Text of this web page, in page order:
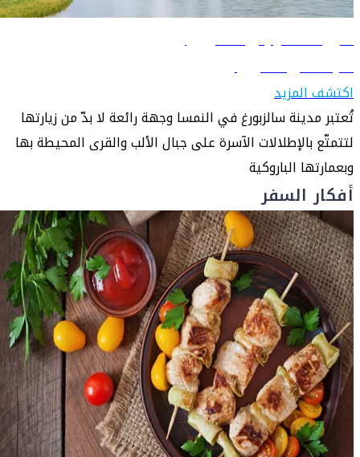
دليل السفر إلى سالزبورغ
تعرّف على سالزبورغ
اكتشف المزيد
تُعتبر مدينة سالزبورغ في النمسا وجهة رائعة لا بدّ من زيارتها
لتتمتّع بالإطلالات الآسرة على جبال الألب والقرى المحيطة بها
وبعمارتها الباروكية
أفكار السفر